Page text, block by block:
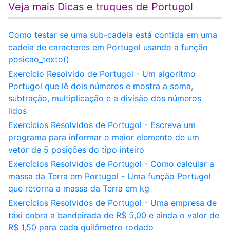
Veja mais Dicas e truques de Portugol
Como testar se uma sub-cadeia está contida em uma
cadeia de caracteres em Portugol usando a função
posicao_texto()
Exercício Resolvido de Portugol - Um algoritmo
Portugol que lê dois números e mostra a soma,
subtração, multiplicação e a divisão dos números
lidos
Exercícios Resolvidos de Portugol - Escreva um
programa para informar o maior elemento de um
vetor de 5 posições do tipo inteiro
Exercícios Resolvidos de Portugol - Como calcular a
massa da Terra em Portugol - Uma função Portugol
que retorna a massa da Terra em kg
Exercícios Resolvidos de Portugol - Uma empresa de
táxi cobra a bandeirada de R$ 5,00 e ainda o valor de
R$ 1,50 para cada quilômetro rodado